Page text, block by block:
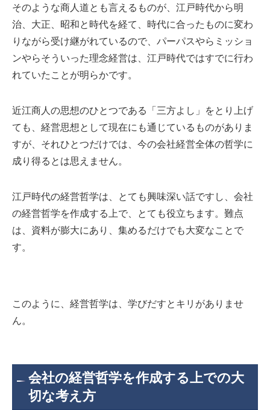
そのような商人道とも言えるものが、江戸時代から明
治、大正、昭和と時代を経て、時代に合ったものに変わ
りながら受け継がれているので、パーパスやらミッショ
ンやらそういった理念経営は、江戸時代ではすでに行わ
れていたことが明らかです。
近江商人の思想のひとつである「三方よし」をとり上げ
ても、経営思想として現在にも通じているものがありま
すが、それひとつだけでは、今の会社経営全体の哲学に
成り得るとは思えません。
江戸時代の経営哲学は、とても興味深い話ですし、会社
の経営哲学を作成する上で、とても役立ちます。難点
は、資料が膨大にあり、集めるだけでも大変なことで
す。
このように、経営哲学は、学びだすとキリがありませ
ん。
会社の経営哲学を作成する上での大
切な考え方